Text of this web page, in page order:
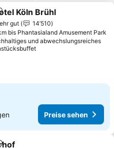
Favoriten hinzufügen
Köln Brühl
gut
14’510
bis Phantasialand Amusement Park
und abwechslungsreiches
Preise sehen